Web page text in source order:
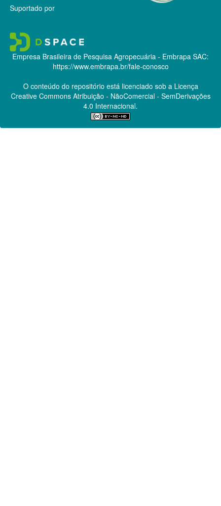
Suportado por
Empresa Brasileira de Pesquisa Agropecuária - Embrapa SAC:
https://www.embrapa.br/fale-conosco
O conteúdo do repositório está licenciado sob a Licença
Creative CommonsAtribuição - NãoComercial - SemDerivações
4.0 Internacional.